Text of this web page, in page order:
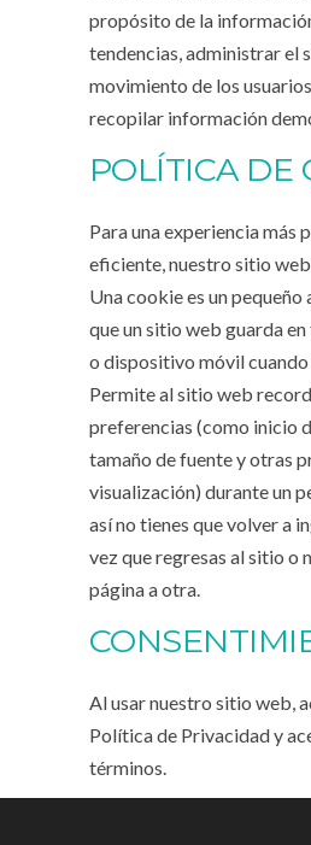
propósito de la
tendencias, administrar el
movimiento de los
recopilar información
POLÍTICA DE
Para una experiencia más
eficiente, nuestro sitio
Una cookie es un
que un sitio web guarda
o dispositivo móvil
Permite al sitio web
preferencias (como inicio
tamaño de fuente y otras
visualización) durante un
así no tienes que volver a
vez que regresas al sitio o
página a otra.
Al usar nuestro sitio web,
Política de Privacidad y
términos.